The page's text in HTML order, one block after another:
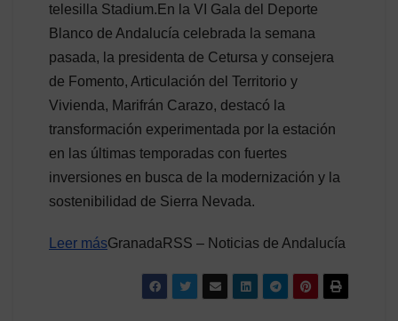
telesilla Stadium.En la VI Gala del Deporte
Blanco de Andalucía celebrada la semana
pasada, la presidenta de Cetursa y consejera
de Fomento, Articulación del Territorio y
Vivienda, Marifrán Carazo, destacó la
transformación experimentada por la estación
en las últimas temporadas con fuertes
inversiones en busca de la modernización y la
sostenibilidad de Sierra Nevada.
Leer másGranadaRSS – Noticias de Andalucía